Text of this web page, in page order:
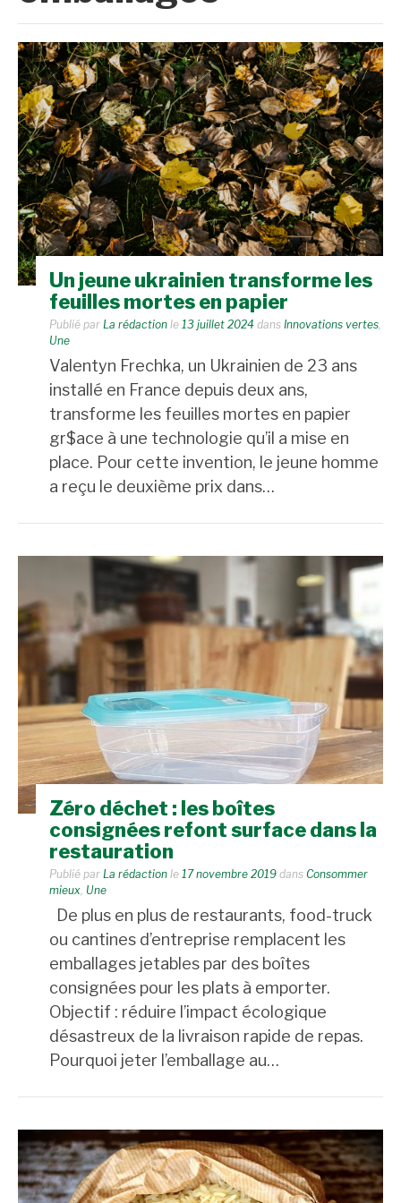
Un jeune ukrainien transforme les
feuilles mortes en papier
Publié par La rédaction le 13 juillet 2024 dans Innovations vertes,
Une
Valentyn Frechka, un Ukrainien de 23 ans
installé en France depuis deux ans,
transforme les feuilles mortes en papier
gr$ace à une technologie qu’il a mise en
place. Pour cette invention, le jeune homme
a reçu le deuxième prix dans…
Zéro déchet : les boîtes
consignées refont surface dans la
restauration
Publié par La rédaction le 17 novembre 2019 dans Consommer
mieux Une
De plus en plus de restaurants, food-truck
ou cantines d’entreprise remplacent les
emballages jetables par des boîtes
consignées pour les plats à emporter.
Objectif : réduire l’impact écologique
désastreux de la livraison rapide de repas.
Pourquoi jeter l’emballage au…